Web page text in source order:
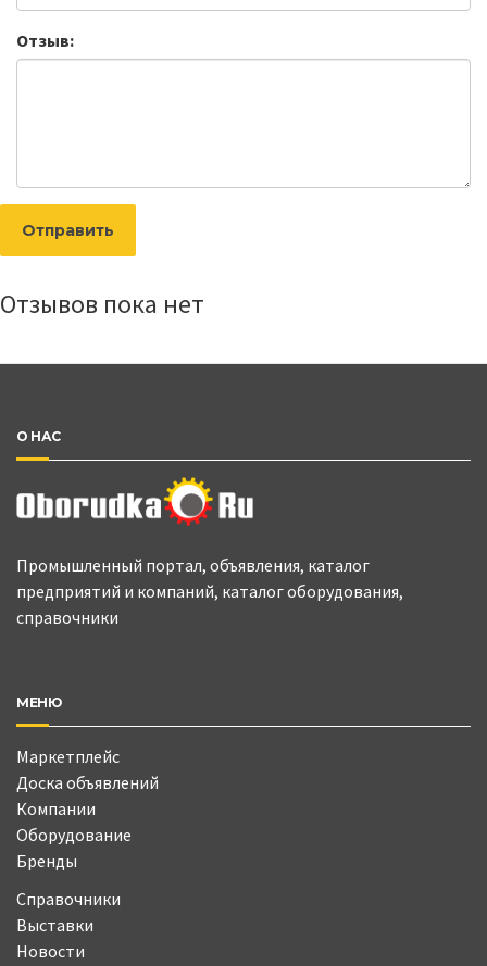
Отзыв:
Отправить
Отзывов пока нет
О НАС
Промышленный портал, объявления, каталог
предприятий и компаний, каталог оборудования,
справочники
МЕНЮ
Маркетплейс
Доска объявлений
Компании
Оборудование
Бренды
Справочники
Выставки
Новости